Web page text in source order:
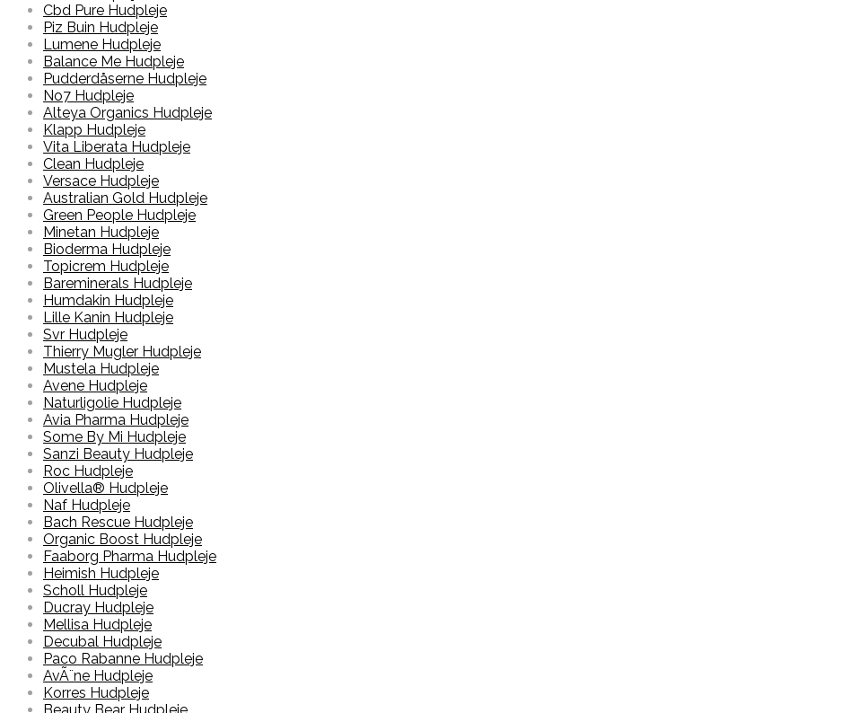
Cbd Pure Hudpleje
Piz Buin Hudpleje
Lumene Hudpleje
Balance Me Hudpleje
Pudderdåserne Hudpleje
No7 Hudpleje
Alteya Organics Hudpleje
Klapp Hudpleje
Vita Liberata Hudpleje
Clean Hudpleje
Versace Hudpleje
Australian Gold Hudpleje
Green People Hudpleje
Minetan Hudpleje
Bioderma Hudpleje
Topicrem Hudpleje
Bareminerals Hudpleje
Humdakin Hudpleje
Lille Kanin Hudpleje
Svr Hudpleje
Thierry Mugler Hudpleje
Mustela Hudpleje
Avene Hudpleje
Naturligolie Hudpleje
Avia Pharma Hudpleje
Some By Mi Hudpleje
Sanzi Beauty Hudpleje
Roc Hudpleje
Olivella® Hudpleje
Naf Hudpleje
Bach Rescue Hudpleje
Organic Boost Hudpleje
Faaborg Pharma Hudpleje
Heimish Hudpleje
Scholl Hudpleje
Ducray Hudpleje
Mellisa Hudpleje
Decubal Hudpleje
Paco Rabanne Hudpleje
AvÃ¨ne Hudpleje
Korres Hudpleje